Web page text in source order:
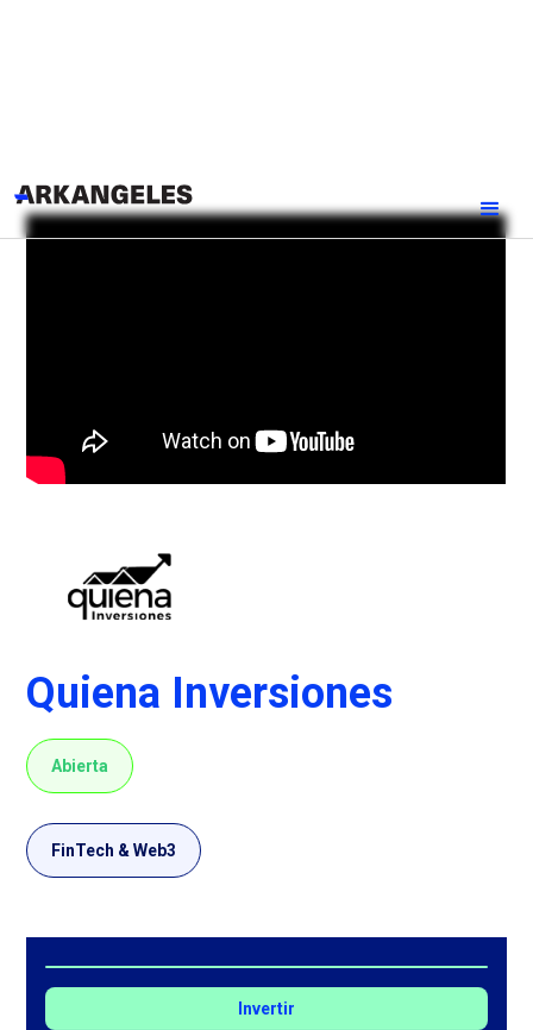
Quiena Inversiones
Abierta
FinTech & Web3
Invertir